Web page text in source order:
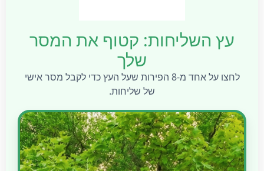
השליחות: קטוף את המסר
לחצו על אחד מ-8 הפירות שעל העץ כדי לקבל מסר אישי
של שליחות.